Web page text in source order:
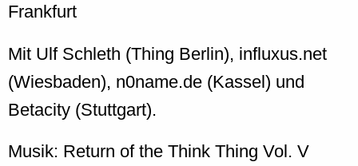
Frankfurt
Mit Ulf Schleth (Thing Berlin), influxus.net
(Wiesbaden), n0name.de (Kassel) und
Betacity (Stuttgart).
Musik: Return of the Think Thing Vol. V